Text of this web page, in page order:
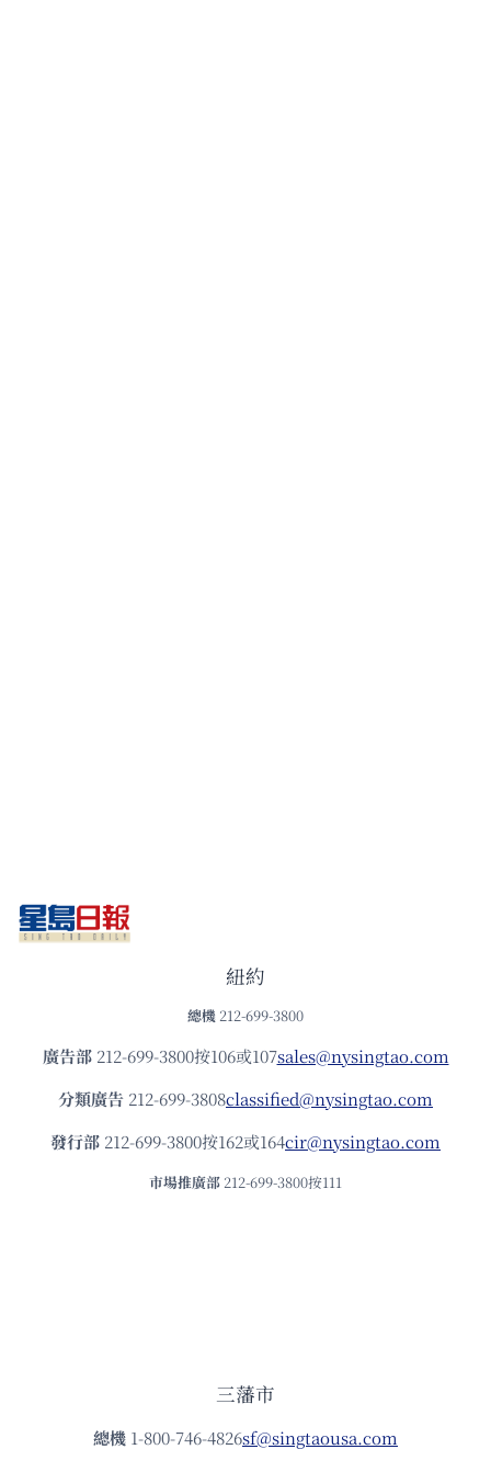
紐約
總機 212-699-3800
廣告部212-699-3800按106或107sales@nysingtao.com
分類廣告 212-699-3808classified@nysingtao.com
發⾏部 212-699-3800按162或164cir@nysingtao.com
市場推廣部 212-699-3800按111
三藩市
總機 1-800-746-4826sf@singtaousa.com